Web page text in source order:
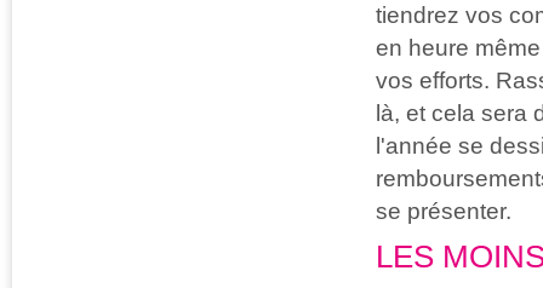
tiendrez vos
en heure
vos efforts.
là, et cela sera
l'année se
se présenter.
LES